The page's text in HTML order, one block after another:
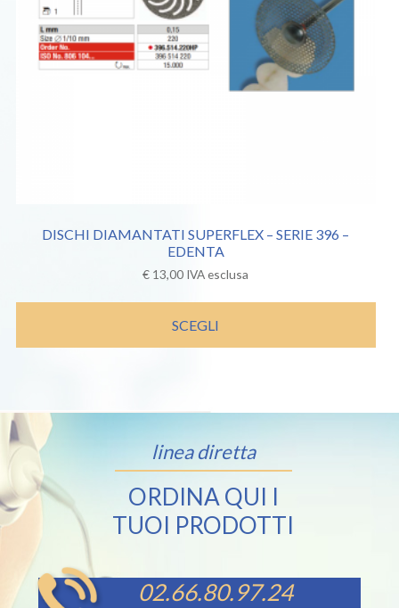
DISCHI DIAMANTATI SUPERFLEX – SERIE 396 –
EDENTA
€ 13,00 IVA esclusa
SCEGLI
linea diretta
ORDINA QUI I
TUOI PRODOTTI
02.66.80.97.24